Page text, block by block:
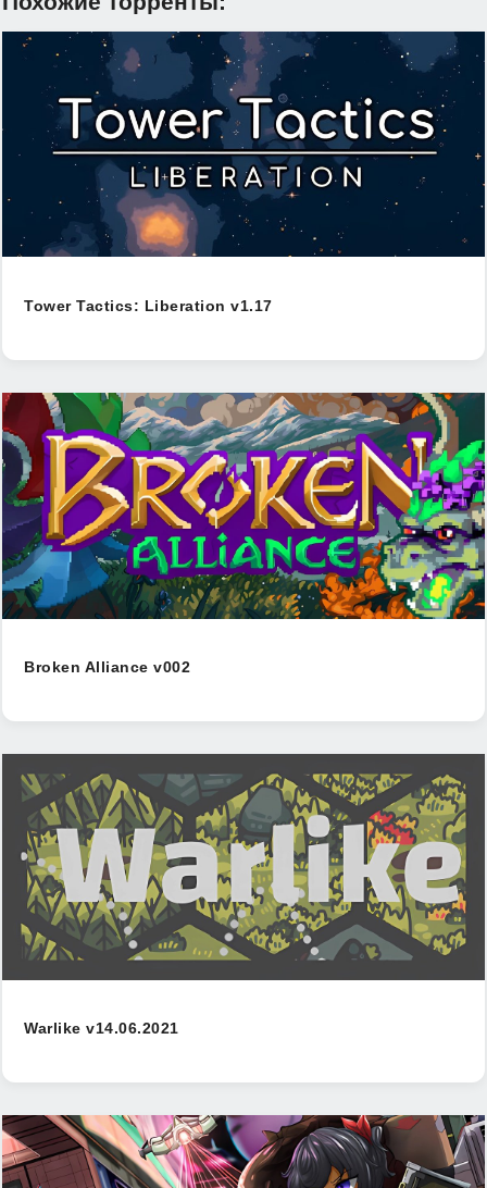
Tower Tactics: Liberation v1.17
Broken Alliance v002
Warlike v14.06.2021